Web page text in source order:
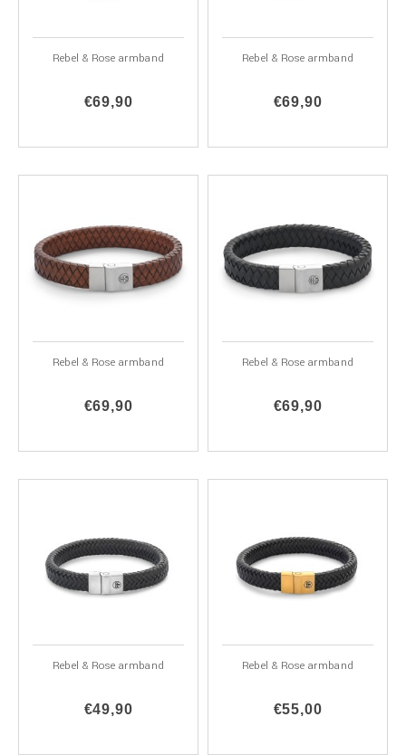
Rebel & Rose armband
€69,90
Rebel & Rose armband
€69,90
Rebel & Rose armband
€69,90
Rebel & Rose armband
€69,90
Rebel & Rose armband
€49,90
Rebel & Rose armband
€55,00